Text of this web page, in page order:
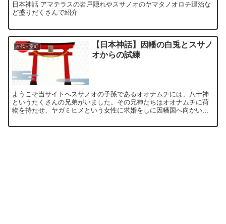
日本神話 アマテラスの岩戸隠れやスサノオのヤマタノオロチ退治な
ど盛りだくさんで紹介
古代～室町
【日本神話】因幡の白兎とスサノ
オからの試練
ようこそ当サイトへスサノオの子孫であるオオナムチには、八十神
というたくさんの兄弟がいました。その兄神たちはオオナムチに荷
物を持たせ、ヤガミヒメという女性に求婚をしに因幡国へ向かいま
引...